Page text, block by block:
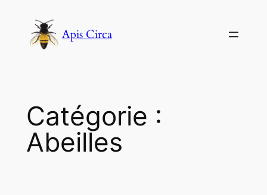
contenu
Apis Circa
Catégorie :
Abeilles